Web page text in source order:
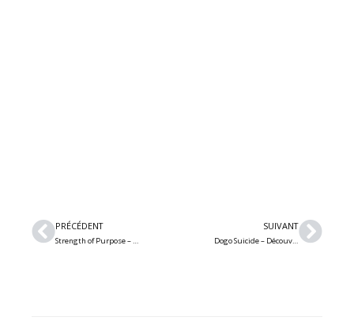
Précédent
PRÉCÉDENT
Strength of Purpose – Découvrez le nouvel album « Ananke » du groupe metal québécois
SUIVANT
Dogo Suicide – Découvrez le nouvel album « Tristesse Lucrative » du groupe post-punk de Québec